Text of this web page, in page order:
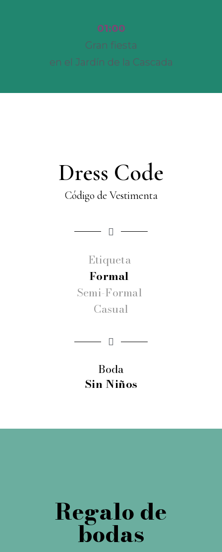
01:00
Gran fiesta
en el Jardín de la Cascada
Dress Code
Código de Vestimenta
Etiqueta
Formal
Semi-Formal
Casual
Boda
Sin Niños
Regalo de
bodas